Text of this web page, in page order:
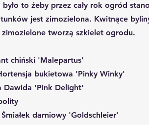
to żeby przez cały rok ogród
jest zimozielona. Kwitnące
tworzą szkielet ogrodu.
chiński 'Malepartus'
bukietowa 'Pinky Winky'
Dawida 'Pink Delight'
darniowy 'Goldschleier'